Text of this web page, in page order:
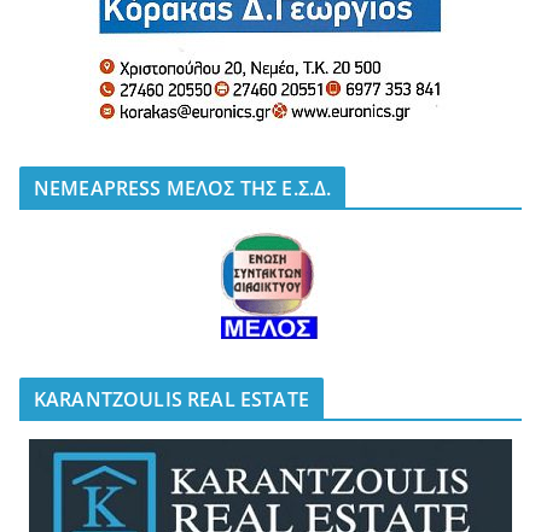
NEMEAPRESS ΜΕΛΟΣ ΤΗΣ Ε.Σ.Δ.
KARANTZOULIS REAL ESTATE